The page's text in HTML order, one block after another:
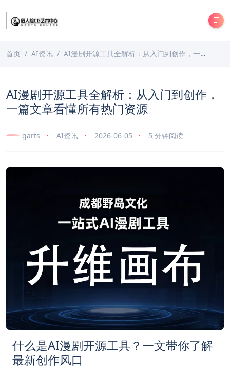
首页 AI资讯 AI漫剧开源工具全解析：从入门到创作，一篇文章看懂所有热门资源
AI漫剧开源工具全解析：从入门到创作，
一篇文章看懂所有热门资源
garts AI资讯 2026-06-05 5 分钟阅读
什么是AI漫剧开源工具？一文带你了解
最新创作风口